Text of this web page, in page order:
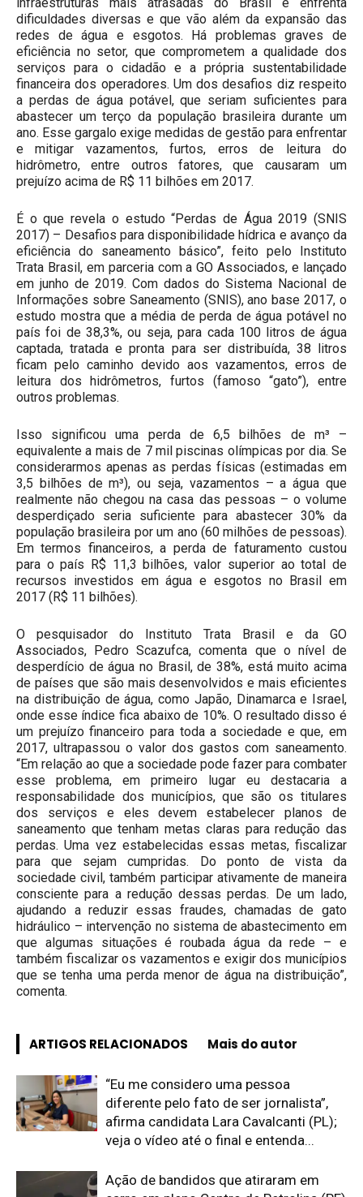
dificuldades diversas e que vão além da expansão das
redes de água e esgotos. Há problemas graves de
eficiência no setor, que comprometem a qualidade dos
serviços para o cidadão e a própria sustentabilidade
financeira dos operadores. Um dos desafios diz respeito
a perdas de água potável, que seriam suficientes para
abastecer um terço da população brasileira durante um
ano. Esse gargalo exige medidas de gestão para enfrentar
e mitigar vazamentos, furtos, erros de leitura do
hidrômetro, entre outros fatores, que causaram um
prejuízo acima de R$ 11 bilhões em 2017.
É o que revela o estudo “Perdas de Água 2019 (SNIS
2017) – Desafios para disponibilidade hídrica e avanço da
eficiência do saneamento básico”, feito pelo Instituto
Trata Brasil, em parceria com a GO Associados, e lançado
em junho de 2019. Com dados do Sistema Nacional de
Informações sobre Saneamento (SNIS), ano base 2017, o
estudo mostra que a média de perda de água potável no
país foi de 38,3%, ou seja, para cada 100 litros de água
captada, tratada e pronta para ser distribuída, 38 litros
ficam pelo caminho devido aos vazamentos, erros de
leitura dos hidrômetros, furtos (famoso “gato”), entre
outros problemas.
Isso significou uma perda de 6,5 bilhões de m³ –
equivalente a mais de 7 mil piscinas olímpicas por dia. Se
considerarmos apenas as perdas físicas (estimadas em
3,5 bilhões de m³), ou seja, vazamentos – a água que
realmente não chegou na casa das pessoas – o volume
desperdiçado seria suficiente para abastecer 30% da
população brasileira por um ano (60 milhões de pessoas).
Em termos financeiros, a perda de faturamento custou
para o país R$ 11,3 bilhões, valor superior ao total de
recursos investidos em água e esgotos no Brasil em
2017 (R$ 11 bilhões).
O pesquisador do Instituto Trata Brasil e da GO
Associados, Pedro Scazufca, comenta que o nível de
desperdício de água no Brasil, de 38%, está muito acima
de países que são mais desenvolvidos e mais eficientes
na distribuição de água, como Japão, Dinamarca e Israel,
onde esse índice fica abaixo de 10%. O resultado disso é
um prejuízo financeiro para toda a sociedade e que, em
2017, ultrapassou o valor dos gastos com saneamento.
“Em relação ao que a sociedade pode fazer para combater
esse problema, em primeiro lugar eu destacaria a
responsabilidade dos municípios, que são os titulares
dos serviços e eles devem estabelecer planos de
saneamento que tenham metas claras para redução das
perdas. Uma vez estabelecidas essas metas, fiscalizar
para que sejam cumpridas. Do ponto de vista da
sociedade civil, também participar ativamente de maneira
consciente para a redução dessas perdas. De um lado,
ajudando a reduzir essas fraudes, chamadas de gato
hidráulico – intervenção no sistema de abastecimento em
que algumas situações é roubada água da rede – e
também fiscalizar os vazamentos e exigir dos municípios
que se tenha uma perda menor de água na distribuição”,
comenta.
ARTIGOS RELACIONADOS Mais do autor
“Eu me considero uma pessoa
diferente pelo fato de ser jornalista”,
afirma candidata Lara Cavalcanti (PL);
veja o vídeo até o final e entenda...
Ação de bandidos que atiraram em